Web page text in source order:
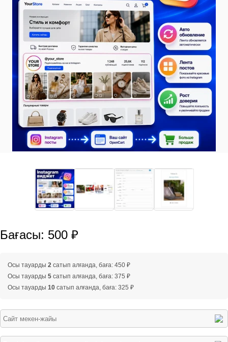
Бағасы: 500 ₽
Осы тауарды 2 сатып алғанда, баға: 450 ₽
Осы тауарды 5 сатып алғанда, баға: 375 ₽
Осы тауарды 10 сатып алғанда, баға: 325 ₽